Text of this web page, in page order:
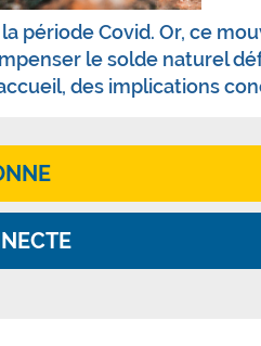
période Covid. Or, ce
le solde naturel
des implications